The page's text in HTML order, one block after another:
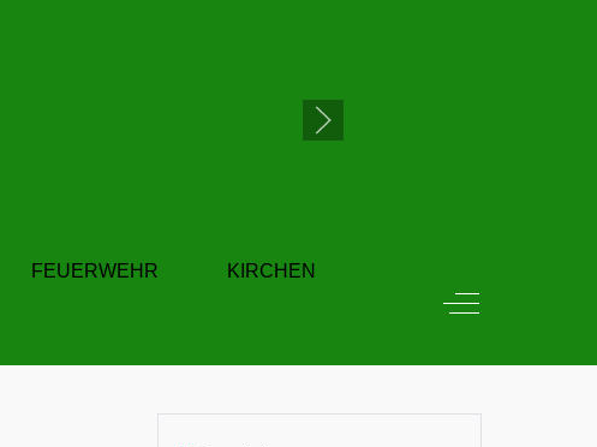
FEUERWEHR KIRCHEN
Off-Canvas